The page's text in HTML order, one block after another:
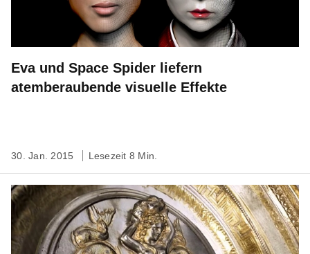
Eva und Space Spider liefern
atemberaubende visuelle Effekte
30. Jan. 2015 Lesezeit 8 Min.